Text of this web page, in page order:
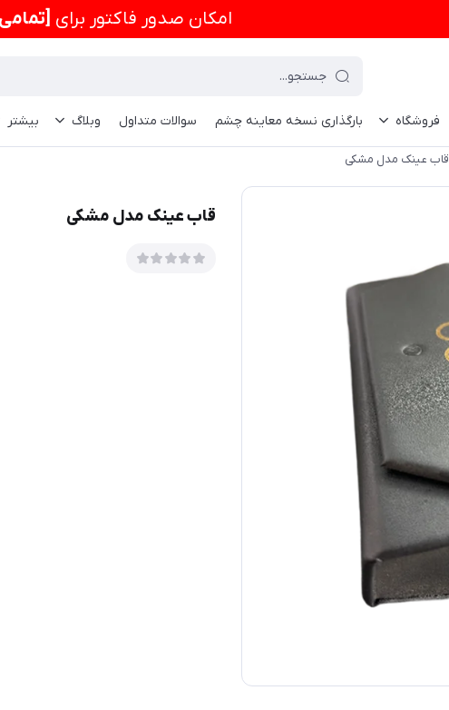
امكان صدور فاکتور برای
فروشگاه بارگذاری نسخه معاینه چشم سوالات متداول وبلاگ بیشتر
قاب عینک مدل مشکی
قاب عینک مدل مشکی